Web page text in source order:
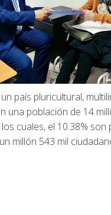
país pluricultural,
una población de 14
cuales, el 10.38%
millón 543 mil